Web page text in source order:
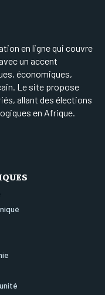
en ligne qui couvre
un accent
économiques,
Le site propose
allant des élections
en Afrique.